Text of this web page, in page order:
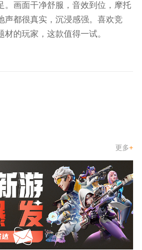
。画面干净舒服，音效到位，摩托
声都很真实，沉浸感强。喜欢竞
的玩家，这款值得一试。
更多+